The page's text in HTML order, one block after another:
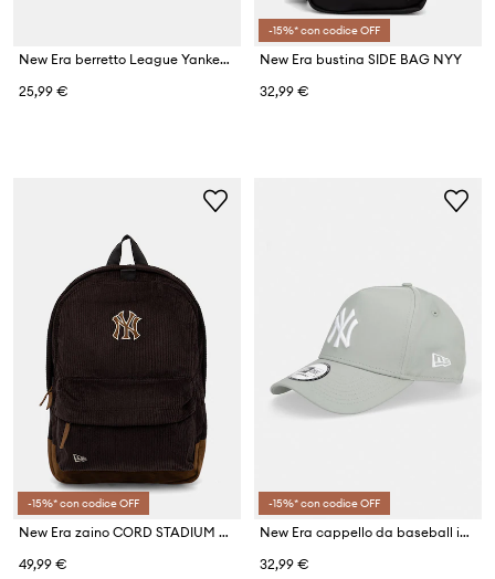
New Era berretto League Yankees ESSENTIAL 9FORTY®
25,99 €
-15%* con codice OFF
New Era bustina SIDE BAG NYY
32,99 €
-15%* con codice OFF
New Era zaino CORD STADIUM NYY
49,99 €
-15%* con codice OFF
New Era cappello da baseball in cotone LE EFRAME NYY
32,99 €